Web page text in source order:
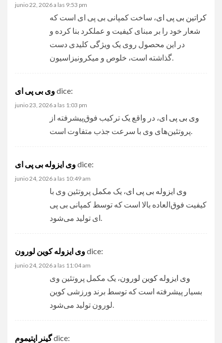
junio 22, 2026 a las 9:53 pm
کراتین بی پی ای، ساخت کمپانی بی پی ای است که
شعار خود را بر مبنای کیفیت و عملکرد بنا کرده و
در این محصول روی یک ویژگی کلیدی دست
وی بی پی ای dice:
junio 23, 2026 a las 1:03 pm
وی بی پی ای، در واقع یک ترکیب فوق‌پیشرفته از
وی ایزوله بی پی ای dice:
junio 24, 2026 a las 10:49 am
وی ایزوله بی پی ای، یک مکمل پروتئین وی با
کیفیت فوق‌العاده بالا است که توسط کمپانی بی پی
وی ایزوله کوین لورون dice:
junio 24, 2026 a las 11:04 am
وی ایزوله کوین لورون، یک مکمل پروتئین وی
بسیار پیشرفته است که توسط برند ورزشی کوین
گینر اپتیمومdice: